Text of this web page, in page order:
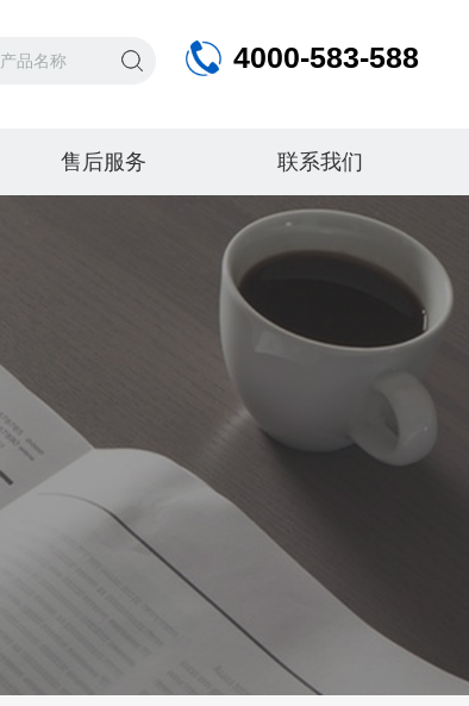
4000-583-588
售后服务 联系我们